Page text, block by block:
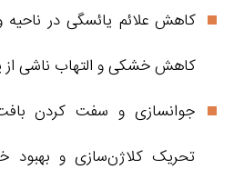
کاهش علائم یائسگی در ناحیه
کاهش خشکی و التهاب ناشی
جوانسازی و سفت کردن
تحریک کلاژن‌سازی و بهبود